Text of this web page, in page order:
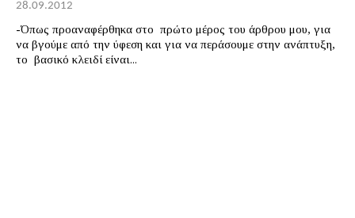
28.09.2012
-Όπως προαναφέρθηκα στο πρώτο μέρος του άρθρου μου, για
να βγούμε από την ύφεση και για να περάσουμε στην ανάπτυξη,
το βασικό κλειδί είναι...